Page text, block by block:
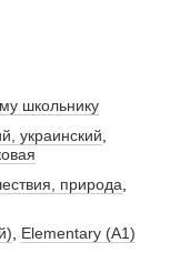
школьнику
украинский
природа
Elementary (A1)